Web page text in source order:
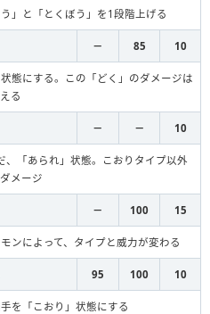
」と「とくぼう」を1段階上げる
－ 85 10
態にする。この「どく」のダメージは
る
－ － 10
、「あられ」状態。こおりタイプ以外
メージ
－ 100 15
ンによって、タイプと威力が変わる
95 100 10
を「こおり」状態にする